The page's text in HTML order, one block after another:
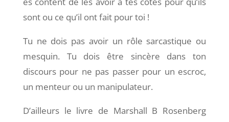
sont ou ce qu’il ont fait pour toi !
Tu ne dois pas avoir un rôle sarcastique ou
mesquin. Tu dois être sincère dans ton
discours pour ne pas passer pour un escroc,
un menteur ou un manipulateur.
D’ailleurs le livre de Marshall B Rosenberg